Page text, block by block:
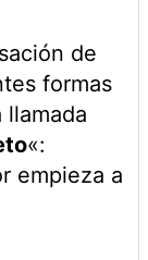
de
formas
llamada
«:
empieza a